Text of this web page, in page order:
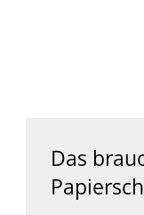
Das